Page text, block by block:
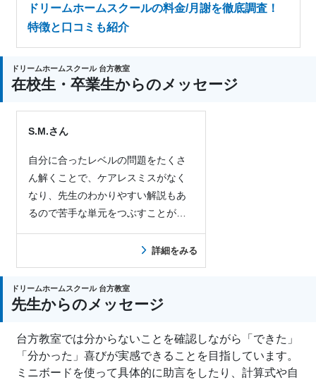
ドリームホームスクールの料金/月謝を徹底調査！
特徴と口コミも紹介
ドリームホームスクール 台方教室
在校生・卒業生からのメッセージ
S.M.さん
自分に合ったレベルの問題をたくさ
ん解くことで、ケアレスミスがなく
なり、先生のわかりやすい解説もあ
るので苦手な単元をつぶすことがで
詳細をみる
ドリームホームスクール 台方教室
先生からのメッセージ
台方教室では分からないことを確認しながら「できた」
「分かった」喜びが実感できることを目指しています。
ミニボードを使って具体的に助言をしたり、計算式や自